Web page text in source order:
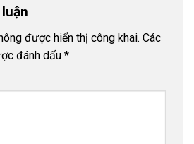
được hiển thị công khai. Các
đánh dấu *